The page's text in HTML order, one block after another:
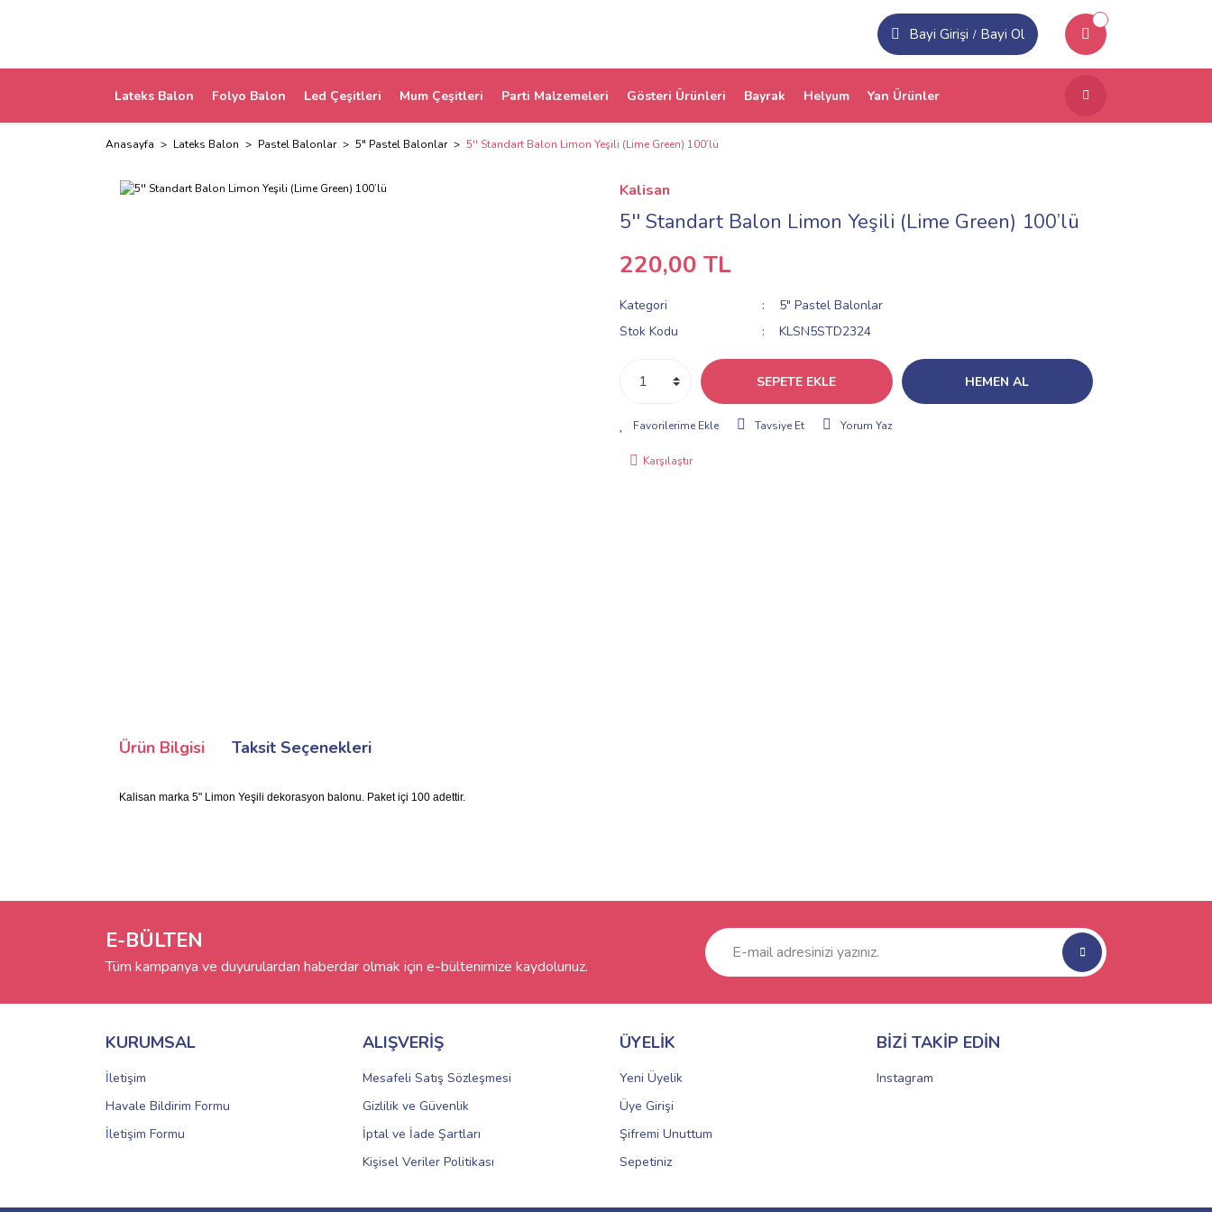
Bayi Girişi / Bayi Ol
Lateks Balon Folyo Balon Led Çeşitleri Mum Çeşitleri Parti Malzemeleri Gösteri Ürünleri Bayrak Helyum Yan Ürünler
Anasayfa Lateks Balon Pastel Balonlar 5" Pastel Balonlar 5'' Standart Balon Limon Yeşili (Lime Green) 100’lü
Kalisan
5'' Standart Balon Limon Yeşili (Lime Green) 100’lü
220,00 TL
Kategori
5" Pastel Balonlar
Stok Kodu
KLSN5STD2324
SEPETE EKLE HEMEN AL
Tavsiye Et Yorum Yaz
Karşılaştır
Ürün Bilgisi Taksit Seçenekleri
Kalisan marka 5" Limon Yeşili dekorasyon balonu. Paket içi 100 adettir.
E-BÜLTEN
Tüm kampanya ve duyurulardan haberdar olmak için e-bültenimize kaydolunuz.
KURUMSAL
İletişim
Havale Bildirim Formu
İletişim Formu
ALIŞVERİŞ
Mesafeli Satış Sözleşmesi
Gizlilik ve Güvenlik
İptal ve İade Şartları
Kişisel Veriler Politikası
ÜYELİK
Yeni Üyelik
Üye Girişi
Şifremi Unuttum
Sepetiniz
BİZİ TAKİP EDİN
Instagram